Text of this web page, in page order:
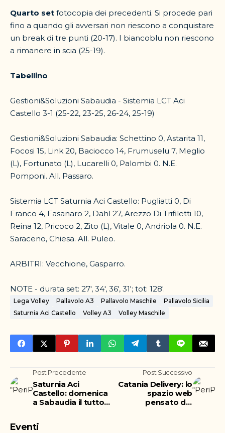
Quarto set fotocopia dei precedenti. Si procede pari
fino a quando gli avversari non riescono a conquistare
un break di tre punti (20-17). I biancoblu non riescono
a rimanere in scia (25-19).
Tabellino
Gestioni&Soluzioni Sabaudia - Sistemia LCT Aci
Castello 3-1 (25-22, 23-25, 26-24, 25-19)
Gestioni&Soluzioni Sabaudia: Schettino 0, Astarita 11,
Focosi 15, Link 20, Baciocco 14, Frumuselu 7, Meglio
(L), Fortunato (L), Lucarelli 0, Palombi 0. N.E.
Pomponi. All. Passaro.
Sistemia LCT Saturnia Aci Castello: Pugliatti 0, Di
Franco 4, Fasanaro 2, Dahl 27, Arezzo Di Trifiletti 10,
Reina 12, Pricoco 2, Zito (L), Vitale 0, Andriola 0. N.E.
Saraceno, Chiesa. All. Puleo.
ARBITRI: Vecchione, Gasparro.
NOTE - durata set: 27', 34', 36', 31'; tot: 128'.
Lega Volley Pallavolo A3 Pallavolo Maschile
Pallavolo Sicilia
Saturnia Aci Castello
Volley A3 Volley Maschile
Post Precedente
Saturnia Aci
Castello: domenica
a Sabaudia il tutto
Post Successivo
Catania Delivery: lo
spazio web
pensato dai
Eventi